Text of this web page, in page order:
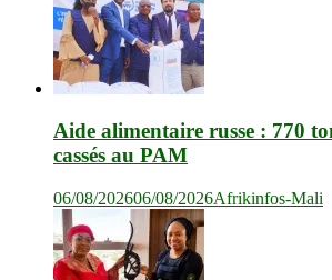
Aide alimentaire russe : 770
cassés au PAM
06/08/202606/08/2026Afrikinfos-Mali